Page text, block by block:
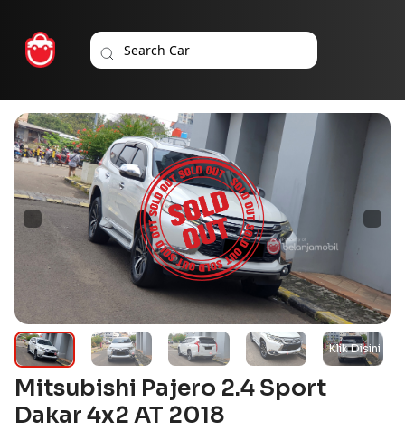
Mitsubishi Pajero 2.4 Sport
Dakar 4x2 AT 2018